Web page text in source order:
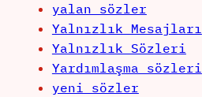
yalan sözler
Yalnızlık Mesajları
Yalnızlık Sözleri
Yardımlaşma sözleri
yeni sözler